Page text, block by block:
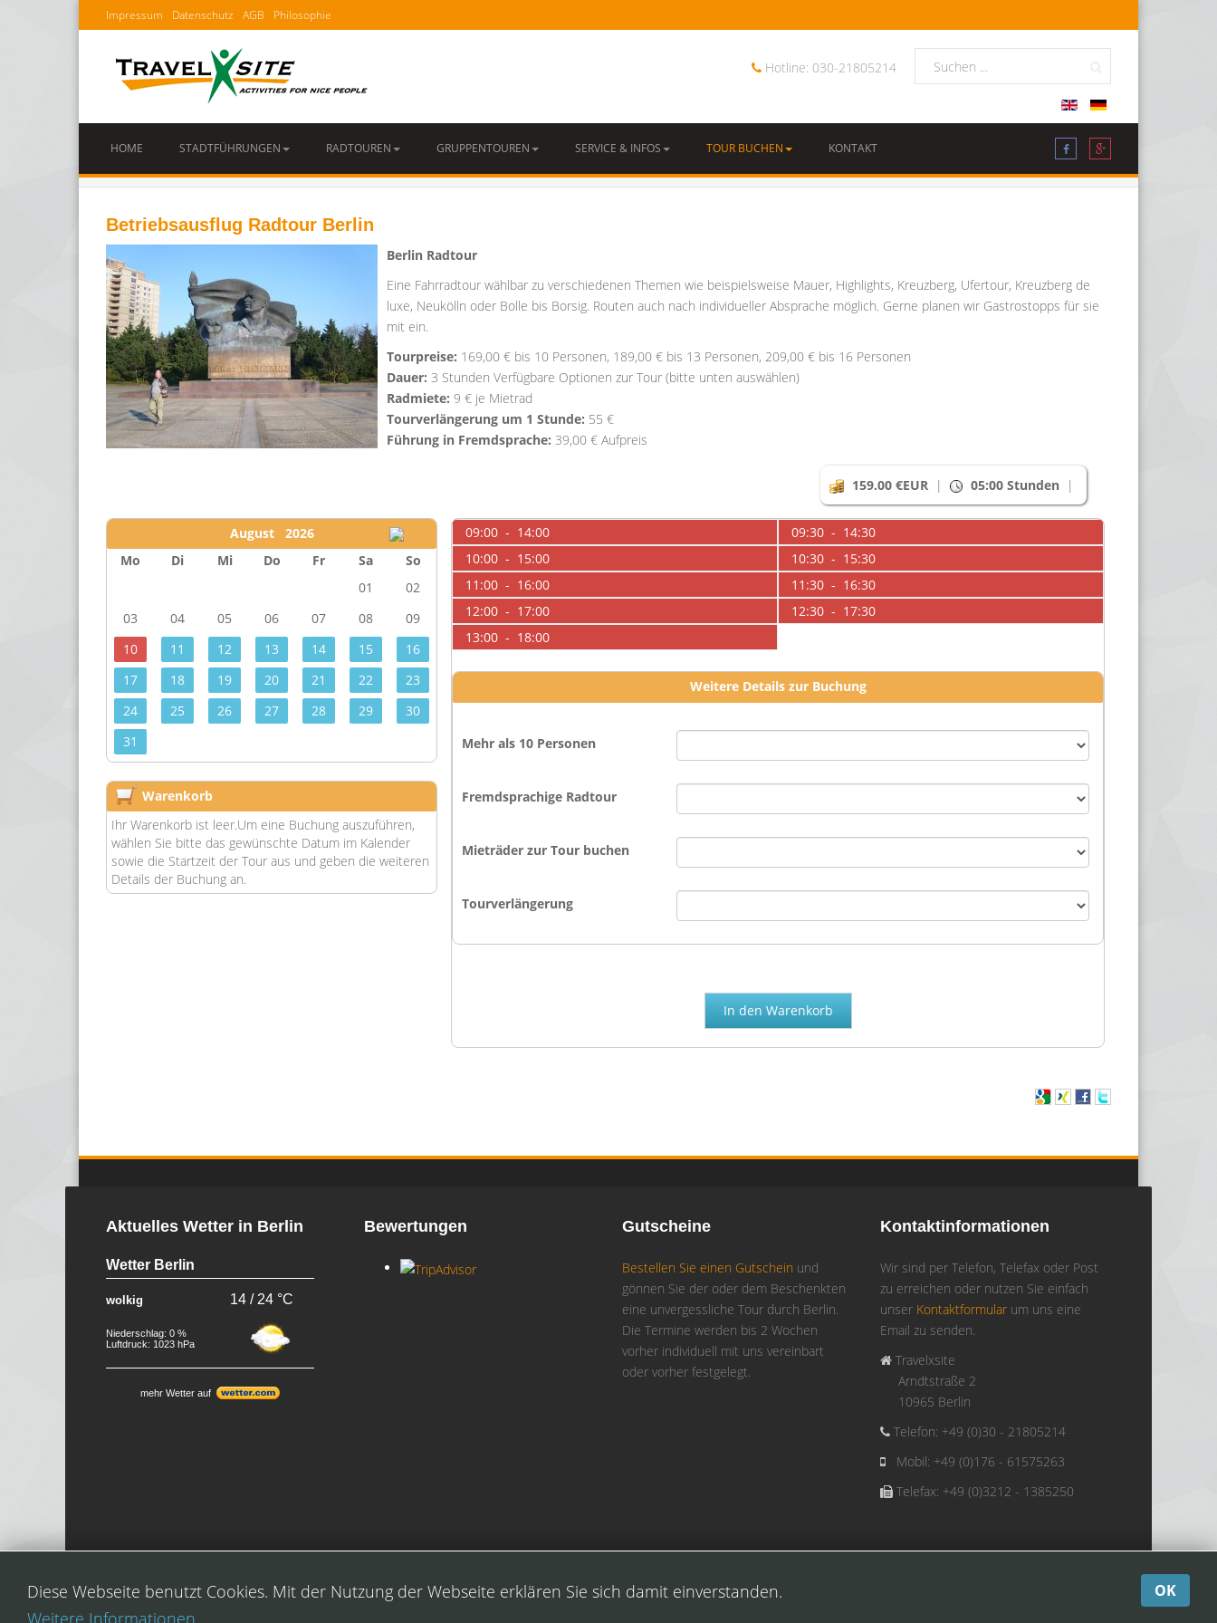
Impressum Datenschutz AGB Philosophie
Hotline: 030-21805214
HOME STADTFÜHRUNGEN RADTOUREN GRUPPENTOUREN SERVICE & INFOS TOUR BUCHEN KONTAKT
Betriebsausflug Radtour Berlin
Berlin Radtour
Eine Fahrradtour wählbar zu verschiedenen Themen wie beispielsweise Mauer, Highlights, Kreuzberg, Ufertour, Kreuzberg de
luxe, Neukölln oder Bolle bis Borsig. Routen auch nach individueller Absprache möglich. Gerne planen wir Gastrostopps für sie
mit ein.
Tourpreise: 169,00 € bis 10 Personen, 189,00 € bis 13 Personen, 209,00 € bis 16 Personen
Dauer: 3 Stunden Verfügbare Optionen zur Tour (bitte unten auswählen)
Radmiete: 9 € je Mietrad
Tourverlängerung um 1 Stunde: 55 €
Führung in Fremdsprache: 39,00 € Aufpreis
159.00 €EUR | 05:00 Stunden |
August 2026
Mo
Di Mi Do Fr Sa
So
01
02
03
04 05 06 07 08
09
10
11 12 13 14 15
16
17
18 19 20 21 22
23
24
25 26 27 28 29
30
31
Warenkorb
Ihr Warenkorb ist leer.Um eine Buchung auszuführen,
wählen Sie bitte das gewünschte Datum im Kalender
sowie die Startzeit der Tour aus und geben die weiteren
Details der Buchung an.
09:00 - 14:00
09:30 - 14:30
10:00 - 15:00
10:30 - 15:30
11:00 - 16:00
11:30 - 16:30
12:00 - 17:00
12:30 - 17:30
13:00 - 18:00
Weitere Details zur Buchung
Mehr als 10 Personen
Fremdsprachige Radtour
Mieträder zur Tour buchen
Tourverlängerung
Aktuelles Wetter in Berlin
Wetter Berlin
wolkig 14 / 24 °C
Niederschlag: 0 %
Luftdruck: 1023 hPa
mehr Wetter auf
Bewertungen Gutscheine
Bestellen Sie einen Gutschein und
gönnen Sie der oder dem Beschenkten
eine unvergessliche Tour durch Berlin.
Die Termine werden bis 2 Wochen
vorher individuell mit uns vereinbart
oder vorher festgelegt.
Kontaktinformationen
Wir sind per Telefon, Telefax oder Post
zu erreichen oder nutzen Sie einfach
unser Kontaktformular um uns eine
Email zu senden.
Travelxsite
Arndtstraße 2
10965 Berlin
Telefon: +49 (0)30 - 21805214
Mobil: +49 (0)176 - 61575263
Telefax: +49 (0)3212 - 1385250
Copyright © 2026 Travelxsite. Alle Rechte vorbehalten.
Diese Webseite benutzt Cookies. Mit der Nutzung der Webseite erklären Sie sich damit einverstanden.
Weitere Informationen
OK